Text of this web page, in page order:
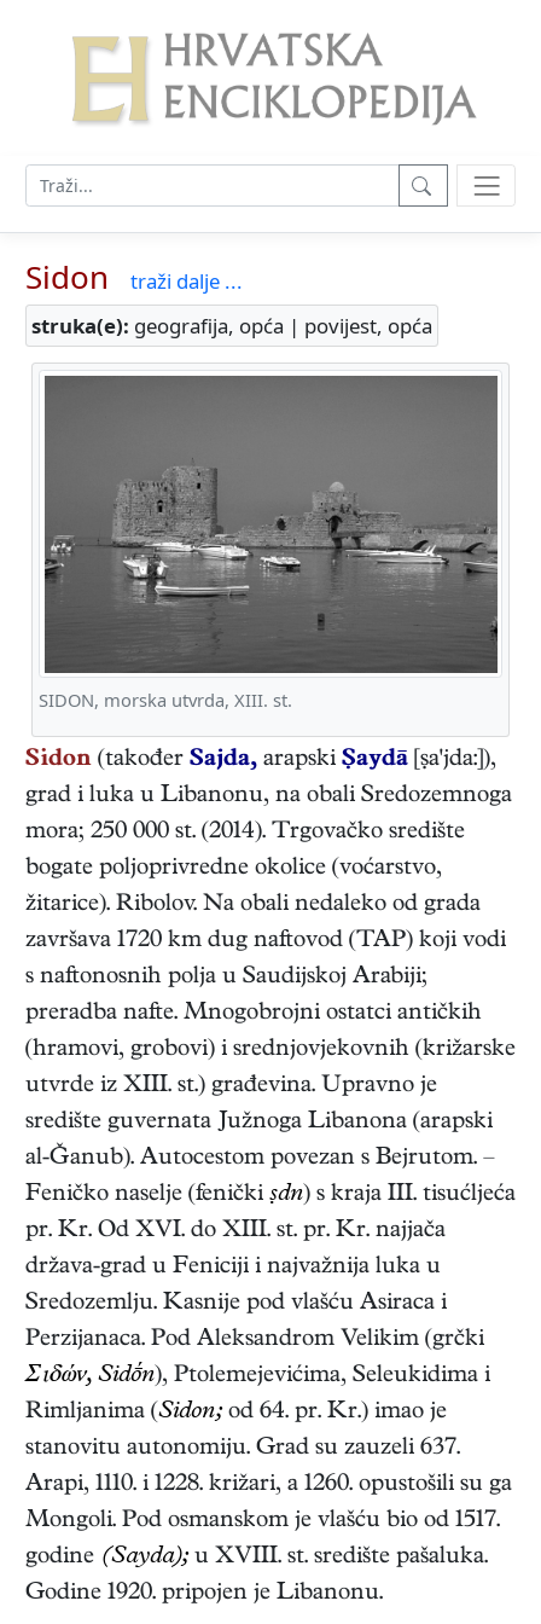
Sidon
traži dalje ...
struka(e): geografija, opća | povijest, opća
SIDON, morska utvrda, XIII. st.
Sidon (također Sajda, arapski Ṣaydā [ṣa'jda:]),
grad i luka u Libanonu, na obali Sredozemnoga
mora; 250 000 st. (2014). Trgovačko središte
bogate poljoprivredne okolice (voćarstvo,
žitarice). Ribolov. Na obali nedaleko od grada
završava 1720 km dug naftovod (TAP) koji vodi
s naftonosnih polja u Saudijskoj Arabiji;
preradba nafte. Mnogobrojni ostatci antičkih
(hramovi, grobovi) i srednjovjekovnih (križarske
utvrde iz XIII. st.) građevina. Upravno je
središte guvernata Južnoga Libanona (arapski
al-Ǧanub). Autocestom povezan s Bejrutom. –
Feničko naselje (fenički ṣdn) s kraja III. tisućljeća
pr. Kr. Od XVI. do XIII. st. pr. Kr. najjača
država-grad u Feniciji i najvažnija luka u
Sredozemlju. Kasnije pod vlašću Asiraca i
Perzijanaca. Pod Aleksandrom Velikim (grčki
Σιδών, Sidṓn), Ptolemejevićima, Seleukidima i
Rimljanima (Sidon;od 64. pr. Kr.) imao je
stanovitu autonomiju. Grad su zauzeli 637.
Arapi, 1110. i 1228. križari, a 1260. opustošili su ga
Mongoli. Pod osmanskom je vlašću bio od 1517.
godine (Sayda);u XVIII. st. središte pašaluka.
Godine 1920. pripojen je Libanonu.